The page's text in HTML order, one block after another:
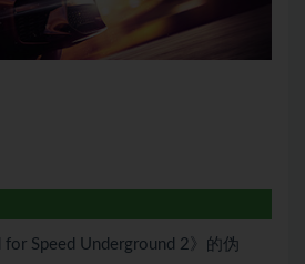
for Speed Underground 2》的伪